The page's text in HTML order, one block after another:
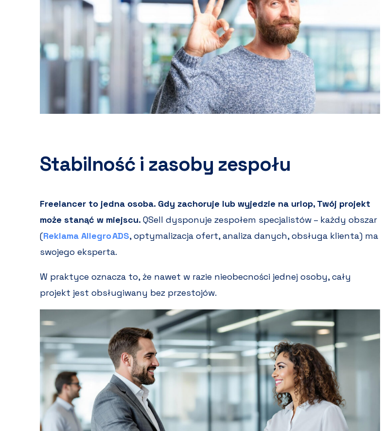
Stabilność i zasoby zespołu
Freelancer to jedna osoba. Gdy zachoruje lub wyjedzie na urlop, Twój projekt
może stanąć w miejscu. QSell dysponuje zespołem specjalistów – każdy obszar
(Reklama Allegro ADS, optymalizacja ofert, analiza danych, obsługa klienta) ma
swojego eksperta.
W praktyce oznacza to, że nawet w razie nieobecności jednej osoby, cały
projekt jest obsługiwany bez przestojów.